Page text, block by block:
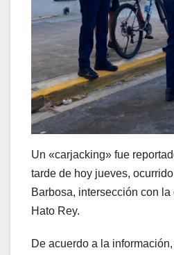
Un «carjacking» fue
tarde de hoy jueves,
Barbosa, intersección con
Hato Rey.
De acuerdo a la